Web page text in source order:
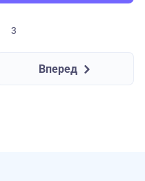
3
Вперед